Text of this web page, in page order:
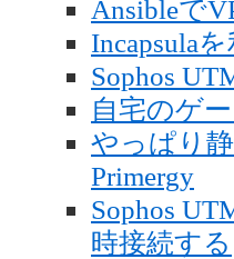
Ansibleで
Incapsula
Sophos
自宅のゲ
やっぱり
Primergy
Sophos
時接続する